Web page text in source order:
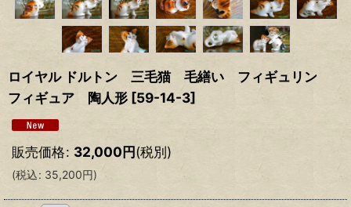
ロイヤル ドルトン 三毛猫 毛繕い フィギュリン
フィギュア 陶人形 [59-14-3]
販売価格: 32,000円(税別)
(税込: 35,200円)